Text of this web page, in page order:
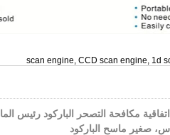
scan engine, CCD scan engine, 1d
اتفاقية مكافحة التصحر الباركود رئيس
س، صغير ماسح الباركود